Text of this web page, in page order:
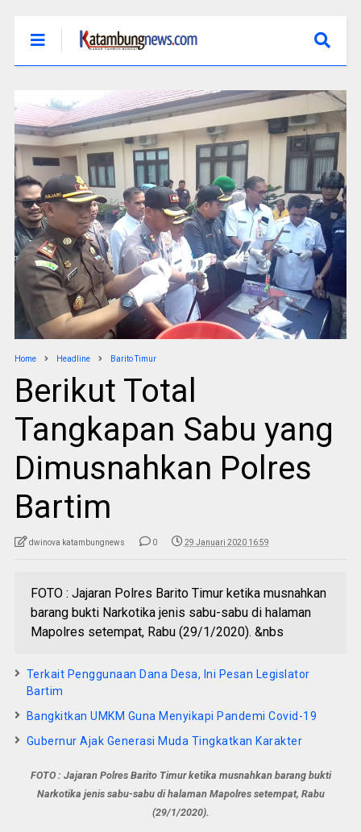
Home Headline Barito Timur
Berikut Total
Tangkapan Sabu yang
Dimusnahkan Polres
Bartim
dwinova katambungnews 0 29 Januari 2020 16:59
FOTO : Jajaran Polres Barito Timur ketika musnahkan
barang bukti Narkotika jenis sabu-sabu di halaman
Mapolres setempat, Rabu (29/1/2020). &nbs
Terkait Penggunaan Dana Desa, Ini Pesan Legislator
Bartim
Bangkitkan UMKM Guna Menyikapi Pandemi Covid-19
Gubernur Ajak Generasi Muda Tingkatkan Karakter
FOTO : Jajaran Polres Barito Timur ketika musnahkan barang bukti
Narkotika jenis sabu-sabu di halaman Mapolres setempat, Rabu
(29/1/2020).